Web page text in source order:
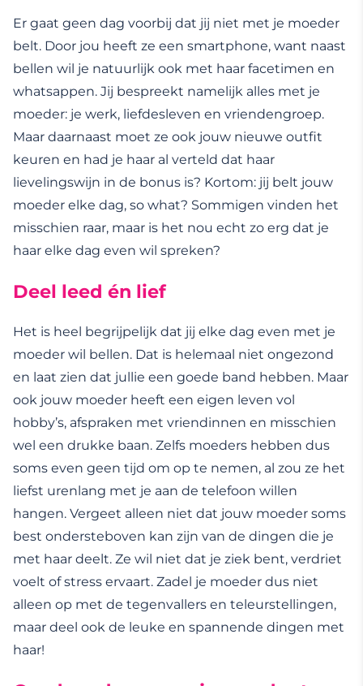
Er gaat geen dag voorbij dat jij niet met je moeder
belt. Door jou heeft ze een smartphone, want naast
bellen wil je natuurlijk ook met haar facetimen en
whatsappen. Jij bespreekt namelijk alles met je
moeder: je werk, liefdesleven en vriendengroep.
Maar daarnaast moet ze ook jouw nieuwe outfit
keuren en had je haar al verteld dat haar
lievelingswijn in de bonus is? Kortom: jij belt jouw
moeder elke dag, so what? Sommigen vinden het
misschien raar, maar is het nou echt zo erg dat je
haar elke dag even wil spreken?
Deel leed én lief
Het is heel begrijpelijk dat jij elke dag even met je
moeder wil bellen. Dat is helemaal niet ongezond
en laat zien dat jullie een goede band hebben. Maar
ook jouw moeder heeft een eigen leven vol
hobby’s, afspraken met vriendinnen en misschien
wel een drukke baan. Zelfs moeders hebben dus
soms even geen tijd om op te nemen, al zou ze het
liefst urenlang met je aan de telefoon willen
hangen. Vergeet alleen niet dat jouw moeder soms
best ondersteboven kan zijn van de dingen die je
met haar deelt. Ze wil niet dat je ziek bent, verdriet
voelt of stress ervaart. Zadel je moeder dus niet
alleen op met de tegenvallers en teleurstellingen,
maar deel ook de leuke en spannende dingen met
haar!